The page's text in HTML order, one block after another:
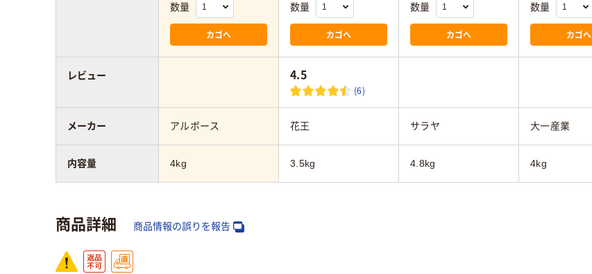
数量
カゴへ
数量
カゴへ
数量
カゴへ
数量
カゴへ
4.5
(6)
アルボース 花王 サラヤ 大一産業
4kg 3.5kg 4.8kg 4kg
レビュー
メーカー
内容量
商品詳細 商品情報の誤りを報告